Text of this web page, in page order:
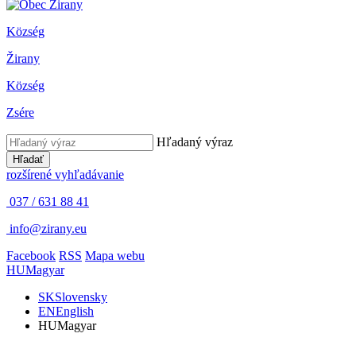
Község
Žirany
Község
Zsére
Hľadaný výraz
Hľadať
rozšírené vyhľadávanie
037 / 631 88 41
info@zirany.eu
Facebook RSS Mapa webu
HUMagyar
SKSlovensky
ENEnglish
HUMagyar